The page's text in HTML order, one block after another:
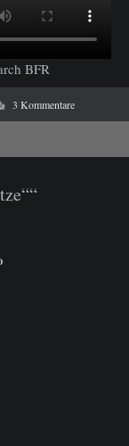
BFR
3 Kommentare